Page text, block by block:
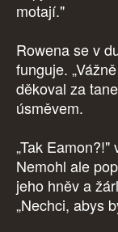
motají."
Rowena se v
funguje.
děkoval za
úsměvem.
„Tak
Nemohl ale
jeho hněv a
„Nechci, abys